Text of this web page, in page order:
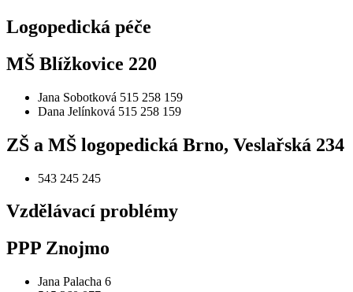
Logopedická péče
MŠ Blížkovice 220
Jana Sobotková 515 258 159
Dana Jelínková 515 258 159
ZŠ a MŠ logopedická Brno, Veslařská 234
543 245 245
Vzdělávací problémy
PPP Znojmo
Jana Palacha 6